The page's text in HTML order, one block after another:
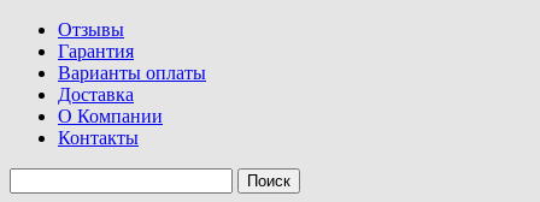
Отзывы
Гарантия
Варианты оплаты
Доставка
О Компании
Контакты